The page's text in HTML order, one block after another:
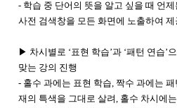
- 학습 중 단어의 뜻을 알고 싶을 때 언
사전 검색창을 모든 화면에 노출하여
▶ 차시별로 ‘표현 학습’과 ‘패턴 연습’
맞는 강의 진행
- 홀수 과에는 표현 학습, 짝수 과에는
재의 특색을 그대로 살려, 홀수 차시에